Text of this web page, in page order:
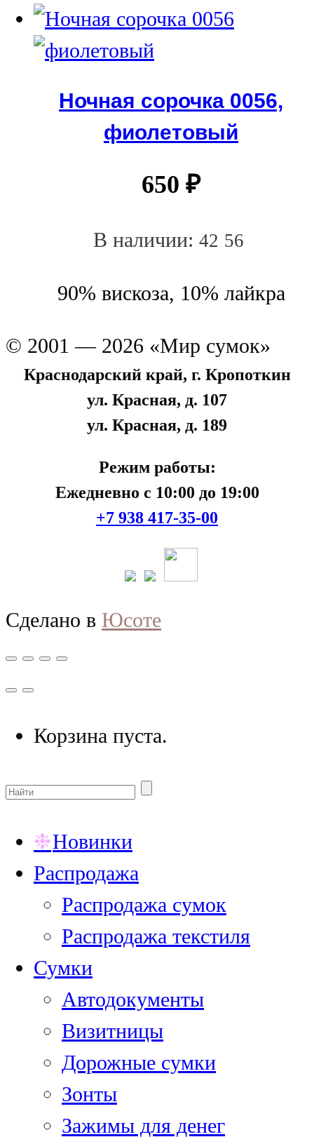
Ночная сорочка 0056,
фиолетовый
650 ₽
В наличии: 42 56
90% вискоза, 10% лайкра
© 2001 — 2026 «Мир сумок»
Краснодарский край, г. Кропоткин
ул. Красная, д. 107
ул. Красная, д. 189
Режим работы:
Ежедневно с 10:00 до 19:00
+7 938 417-35-00
Сделано в Юсоте
Корзина пуста.
Новинки
Распродажа
Распродажа сумок
Распродажа текстиля
Сумки
Автодокументы
Визитницы
Дорожные сумки
Зонты
Зажимы для денег